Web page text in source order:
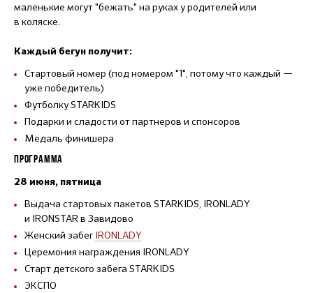
маленькие могут "бежать" на руках у родителей или
в коляске.
Каждый бегун получит:
Стартовый номер (под номером "1", потому что каждый —
уже победитель)
Футболку STARKIDS
Подарки и сладости от партнеров и спонсоров
Медаль финишера
ПРОГРАММА
28 июня, пятница
Выдача стартовых пакетов STARKIDS, IRONLADY
и IRONSTAR в Завидово
Женский забегIRONLADY
Церемония награждения IRONLADY
Старт детского забега STARKIDS
ЭКСПО